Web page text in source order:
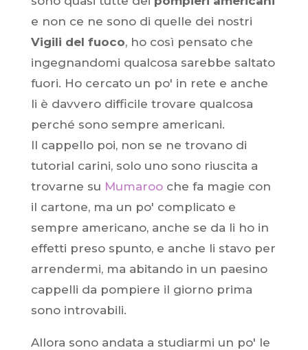
e non ce ne sono di quelle dei nostri
Vigili del fuoco, ho così pensato che
ingegnandomi qualcosa sarebbe saltato
fuori. Ho cercato un po' in rete e anche
li è davvero difficile trovare qualcosa
perché sono sempre americani.
Il cappello poi, non se ne trovano di
tutorial carini, solo uno sono riuscita a
trovarne su Mumarooche fa magie con
il cartone, ma un po' complicato e
sempre americano, anche se da li ho in
effetti preso spunto, e anche li stavo per
arrendermi, ma abitando in un paesino
cappelli da pompiere il giorno prima
sono introvabili.
Allora sono andata a studiarmi un po' le